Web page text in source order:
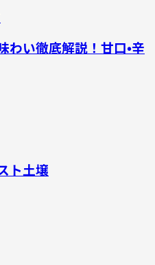
い徹底解説！甘口・辛
ト土壌